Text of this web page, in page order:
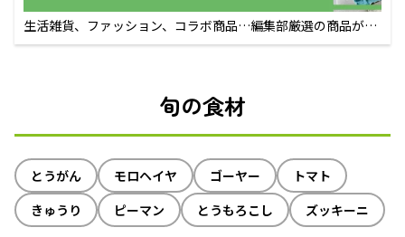
生活雑貨、ファッション、コラボ商品…編集部厳選の商品が買
えるECサイト
旬の食材
とうがん モロヘイヤ ゴーヤー
トマト
きゅうり
ピーマン とうもろこし ズッキーニ